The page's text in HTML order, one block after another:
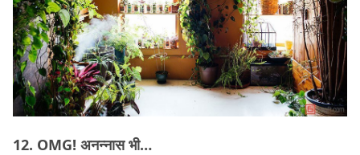
12. OMG! अनन्नास भी…